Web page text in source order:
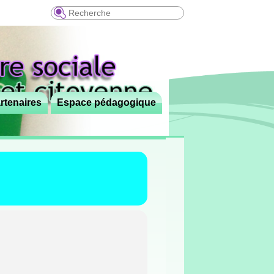
Recherche
Espace pédagogique